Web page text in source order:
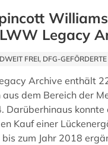
labortechnik (1)
landwirtschaft (3)
lateinamerika (1)
Legacy
FREI, DFG-
Archive enthält
dem Bereich der
Darüberhinaus konnte
Kauf einer
zum Jahr 2018